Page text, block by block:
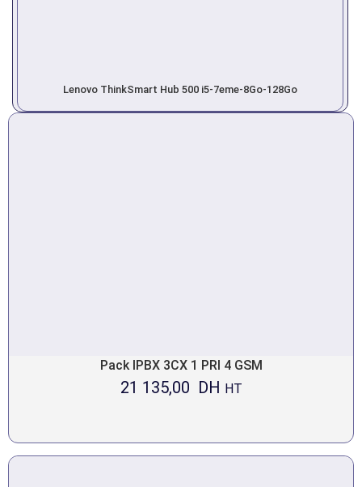
Pack IPBX 3CX 1 PRI 4 GSM
21 135,00 DH HT
Lenovo ThinkSmart Hub 500 i5-7eme-8Go-128Go